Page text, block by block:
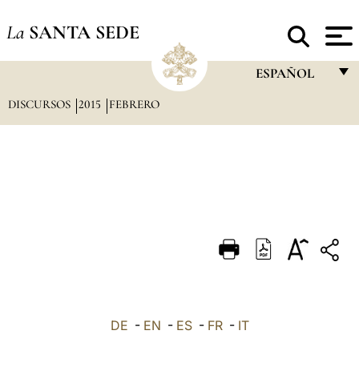
La SANTA SEDE
ESPAÑOL
DEUTSCH
DISCURSOS 2015 FEBRERO
DE - EN - ES- FR- IT